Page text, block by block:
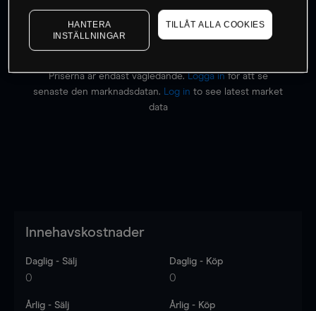
Priserna är endast vägledande.Logga inför att se
senaste den marknadsdatan.
Log in to see latest market
data
Innehavskostnader
Daglig - Sälj
0
Daglig - Köp
0
Årlig - Sälj Årlig - Köp
HANTERA
INSTÄLLNINGAR
TILLÅT ALLA COOKIES